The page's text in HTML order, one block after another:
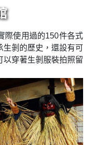
際使用過的150件各式
生剝的歷史，還設有可
以穿著生剝服裝拍照留